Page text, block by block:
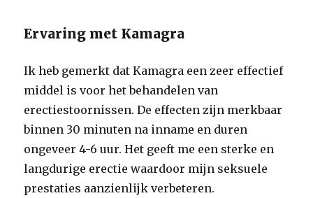
Ervaring met Kamagra
Ik heb gemerkt dat Kamagra een zeer effectief
middel is voor het behandelen van
erectiestoornissen. De effecten zijn merkbaar
binnen 30 minuten na inname en duren
ongeveer 4-6 uur. Het geeft me een sterke en
langdurige erectie waardoor mijn seksuele
prestaties aanzienlijk verbeteren.